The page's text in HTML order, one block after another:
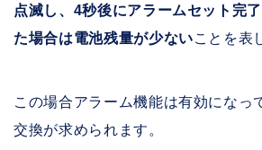
点滅し、4秒後にアラームセット完
た場合は電池残量が少ないことを表
この場合アラーム機能は有効になっ
交換が求められます。